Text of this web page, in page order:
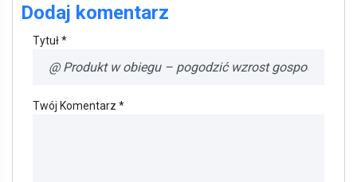
Dodaj komentarz
Tytuł *
Twój Komentarz *